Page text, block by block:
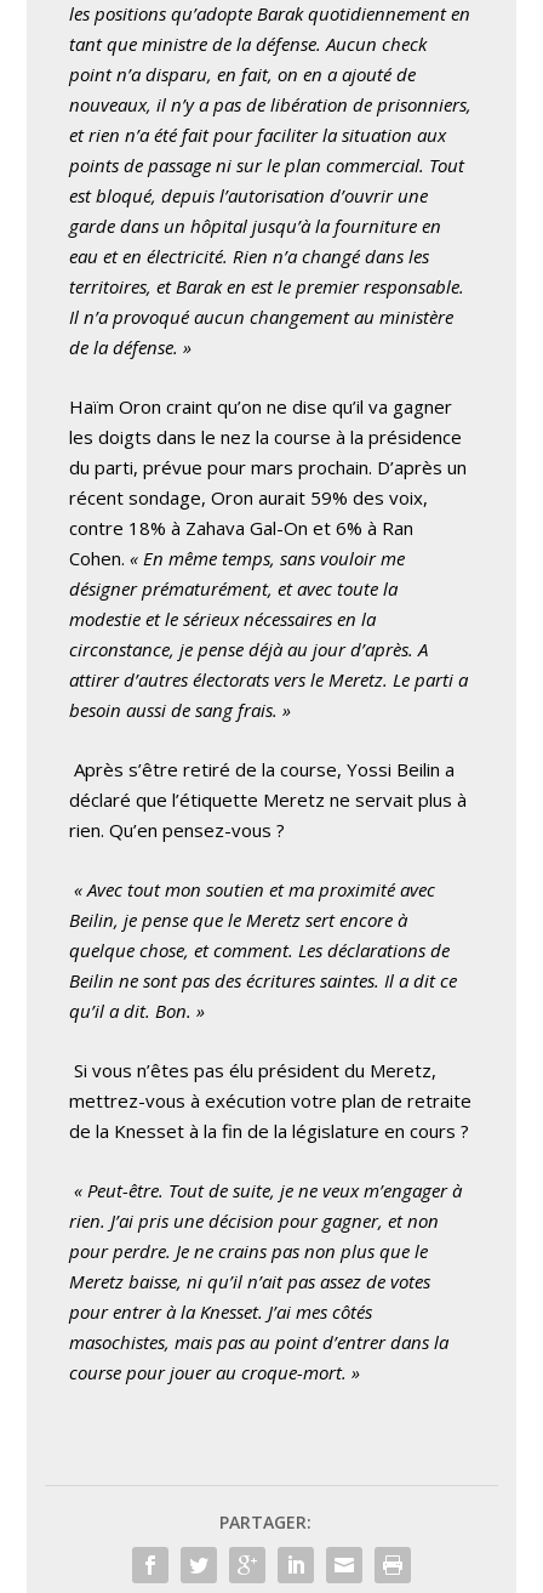
les positions qu’adopte Barak quotidiennement en
tant que ministre de la défense. Aucun check
point n’a disparu, en fait, on en a ajouté de
nouveaux, il n’y a pas de libération de prisonniers,
et rien n’a été fait pour faciliter la situation aux
points de passage ni sur le plan commercial. Tout
est bloqué, depuis l’autorisation d’ouvrir une
garde dans un hôpital jusqu’à la fourniture en
eau et en électricité. Rien n’a changé dans les
territoires, et Barak en est le premier responsable.
Il n’a provoqué aucun changement au ministère
de la défense. »
Haïm Oron craint qu’on ne dise qu’il va gagner
les doigts dans le nez la course à la présidence
du parti, prévue pour mars prochain. D’après un
récent sondage, Oron aurait 59% des voix,
contre 18% à Zahava Gal-On et 6% à Ran
Cohen.« En même temps, sans vouloir me
désigner prématurément, et avec toute la
modestie et le sérieux nécessaires en la
circonstance, je pense déjà au jour d’après. A
attirer d’autres électorats vers le Meretz. Le parti a
besoin aussi de sang frais. »
Après s’être retiré de la course, Yossi Beilin a
déclaré que l’étiquette Meretz ne servait plus à
rien. Qu’en pensez-vous ?
« Avec tout mon soutien et ma proximité avec
Beilin, je pense que le Meretz sert encore à
quelque chose, et comment. Les déclarations de
Beilin ne sont pas des écritures saintes. Il a dit ce
qu’il a dit. Bon. »
Si vous n’êtes pas élu président du Meretz,
mettrez-vous à exécution votre plan de retraite
de la Knesset à la fin de la législature en cours ?
« Peut-être. Tout de suite, je ne veux m’engager à
rien. J’ai pris une décision pour gagner, et non
pour perdre. Je ne crains pas non plus que le
Meretz baisse, ni qu’il n’ait pas assez de votes
pour entrer à la Knesset. J’ai mes côtés
masochistes, mais pas au point d’entrer dans la
course pour jouer au croque-mort. »
PARTAGER: